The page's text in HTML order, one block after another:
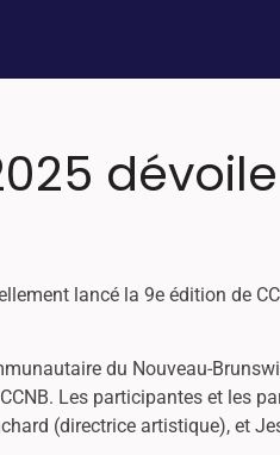
lancé la 9e édition de
du Nouveau-
Les participantes et les
(directrice artistique), et